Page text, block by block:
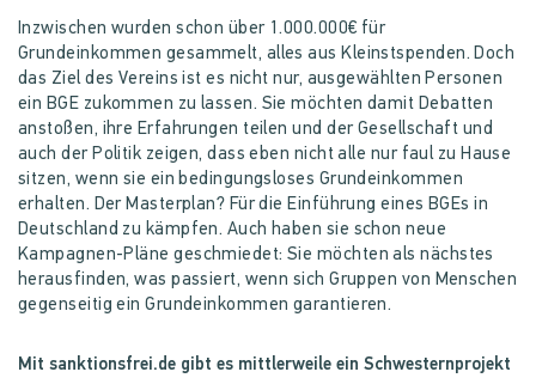
Inzwischen wurden schon über 1.000.000€ für
Grundeinkommen gesammelt, alles aus Kleinstspenden. Doch
das Ziel des Vereins ist es nicht nur, ausgewählten Personen
ein BGE zukommen zu lassen. Sie möchten damit Debatten
anstoßen, ihre Erfahrungen teilen und der Gesellschaft und
auch der Politik zeigen, dass eben nicht alle nur faul zu Hause
sitzen, wenn sie ein bedingungsloses Grundeinkommen
erhalten. Der Masterplan? Für die Einführung eines BGEs in
Deutschland zu kämpfen. Auch haben sie schon neue
Kampagnen-Pläne geschmiedet: Sie möchten als nächstes
herausfinden, was passiert, wenn sich Gruppen von Menschen
gegenseitig ein Grundeinkommen garantieren.
Mit sanktionsfrei.de gibt es mittlerweile ein Schwesternprojekt